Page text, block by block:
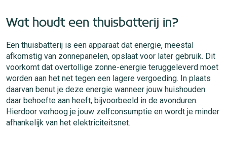
Wat houdt een thuisbatterij in?
Een thuisbatterij is een apparaat dat energie, meestal
afkomstig van zonnepanelen, opslaat voor later gebruik. Dit
voorkomt dat overtollige zonne-energie teruggeleverd moet
worden aan het net tegen een lagere vergoeding. In plaats
daarvan benut je deze energie wanneer jouw huishouden
daar behoefte aan heeft, bijvoorbeeld in de avonduren.
Hierdoor verhoog je jouw zelfconsumptie en wordt je minder
afhankelijk van het elektriciteitsnet.